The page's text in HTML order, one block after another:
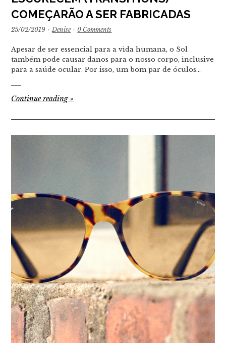
COMEÇARÃO A SER FABRICADAS
25/02/2019 · Denise · 0 Comments
Apesar de ser essencial para a vida humana, o Sol
também pode causar danos para o nosso corpo, inclusive
para a saúde ocular. Por isso, um bom par de óculos…
Continue reading»